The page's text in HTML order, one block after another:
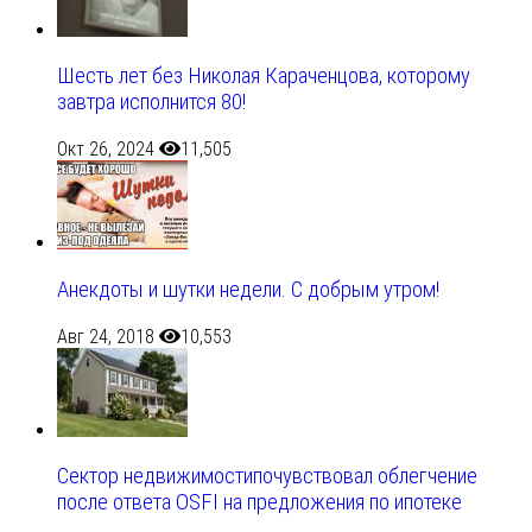
Шесть лет без Николая Караченцова, которому
завтра исполнится 80!
Окт 26, 2024 11,505
Анекдоты и шутки недели. С добрым утром!
Авг 24, 2018 10,553
Сектор недвижимостипочувствовал облегчение
после ответа OSFI на предложения по ипотеке